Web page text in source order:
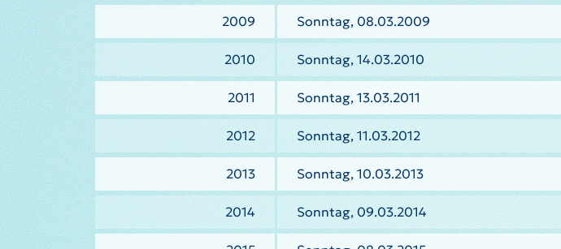
2009 Sonntag, 08.03.2009
2010 Sonntag, 14.03.2010
2011 Sonntag, 13.03.2011
2012 Sonntag, 11.03.2012
2013 Sonntag, 10.03.2013
2014 Sonntag, 09.03.2014